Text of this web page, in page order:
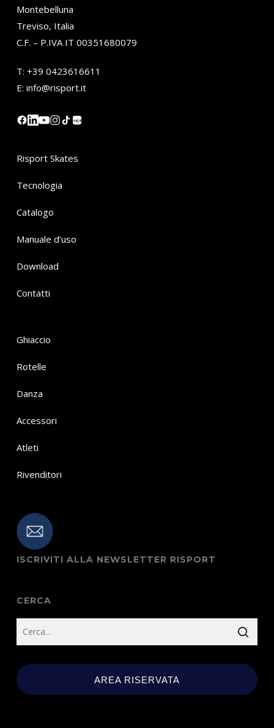
Montebelluna
Treviso, Italia
C.F. – P.IVA IT 00351680079
T: +39 0423616611
E: info@risport.it
小红书
Risport Skates
Tecnologia
Catalogo
Manuale d’uso
Download
Contatti
Ghiaccio
Rotelle
Danza
Accessori
Atleti
Rivenditori
ISCRIVITI ALLA NEWSLETTER RISPORT
CERCA
AREA RISERVATA